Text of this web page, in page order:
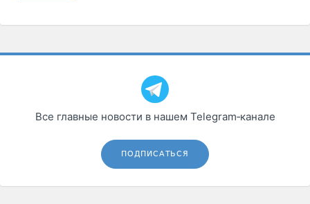
Все главные новости в нашем Telegram‑канале
ПОДПИСАТЬСЯ